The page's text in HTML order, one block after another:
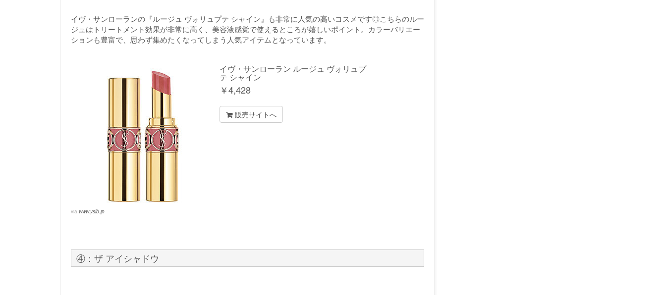
イヴ・サンローランの『ルージュ ヴォリュプテ シャイン』も非常に人気の高いコスメです◎こちらのルー
ジュはトリートメント効果が非常に高く、美容液感覚で使えるところが嬉しいポイント。カラーバリエー
ションも豊富で、思わず集めたくなってしまう人気アイテムとなっています。
via www.yslb.jp
イヴ・サンローラン ルージュ ヴォリュプ
テ シャイン
￥4,428
販売サイトへ
④：ザ アイシャドウ